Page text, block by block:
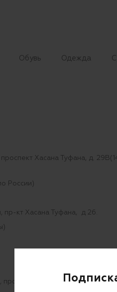
Обувь Одежда
Хасана Туфана, д.
России)
кт Хасана Туфана, д 26.
Хасана Туфана, д.